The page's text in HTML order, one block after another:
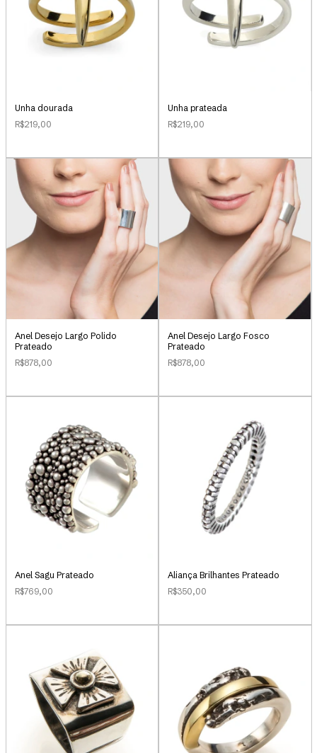
Unha dourada
R$219,00
Unha prateada
R$219,00
Anel Desejo Largo Polido
Prateado
R$878,00
Anel Desejo Largo Fosco
Prateado
R$878,00
Anel Sagu Prateado
R$769,00
Aliança Brilhantes Prateado
R$350,00